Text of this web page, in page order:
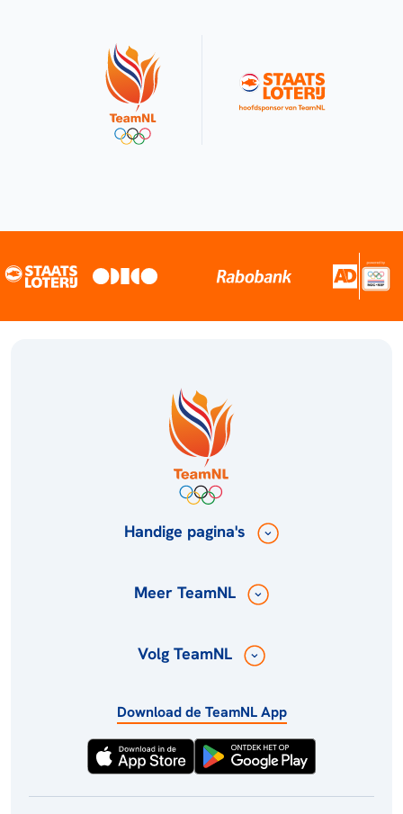
Handige pagina's
Meer TeamNL
Volg TeamNL
Download de TeamNL App